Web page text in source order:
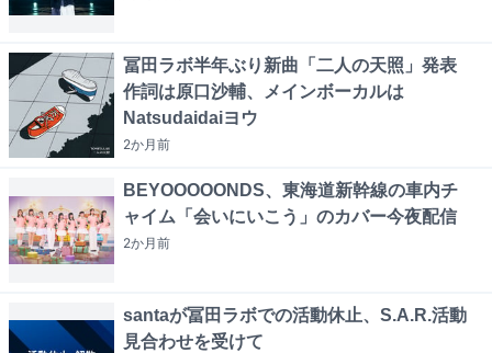
冨田ラボ半年ぶり新曲「二人の天照」発表
作詞は原口沙輔、メインボーカルは
Natsudaidaiヨウ
2か月前
BEYOOOOONDS、東海道新幹線の車内チ
ャイム「会いにいこう」のカバー今夜配信
2か月前
santaが冨田ラボでの活動休止、S.A.R.活動
見合わせを受けて